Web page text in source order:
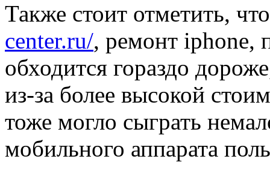
Также стоит отметить,
center.ru/, ремонт iphone,
обходится гораздо
из-за более высокой
тоже могло сыграть
мобильного аппарата